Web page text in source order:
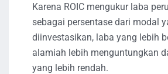
Karena ROIC mengukur laba
sebagai persentase dari modal
diinvestasikan, laba yang lebih
alamiah lebih menguntungkan
yang lebih rendah.